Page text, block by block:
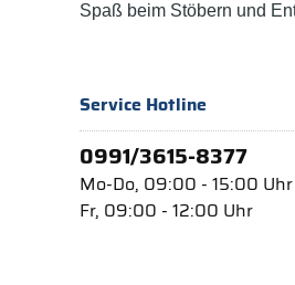
Spaß beim Stöbern und
Service Hotline
0991/3615-8377
Mo-Do, 09:00 - 15:00 Uhr
Fr, 09:00 - 12:00 Uhr